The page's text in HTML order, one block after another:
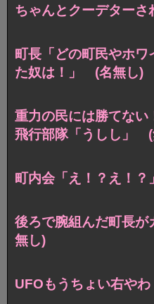
ちゃんとクーデター
町長「どの町民やホ
た奴は！」 (名無し)
重力の民には勝てない
飛行部隊「うしし」 (
町内会「え！？え！
後ろで腕組んだ町長
無し)
UFOもうちょい右や